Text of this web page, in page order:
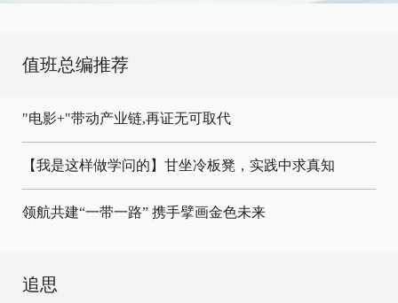
值班总编推荐
"电影+"带动产业链,再证无可取代
【我是这样做学问的】甘坐冷板凳，实践中求真知
领航共建“一带一路” 携手擘画金色未来
追思